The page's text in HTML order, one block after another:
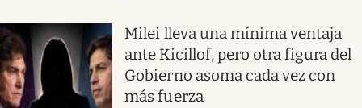
Milei lleva una mínima ventaja
ante Kicillof, pero otra figura del
Gobierno asoma cada vez con
más fuerza